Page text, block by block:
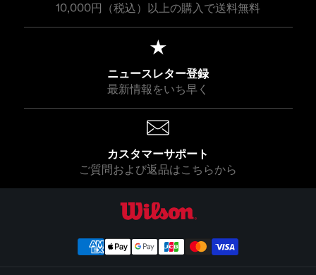
10,000円（税込）以上の購入で送料無料
ニュースレター登録
最新情報をいち早く
カスタマーサポート
ご質問および返品はこちらから